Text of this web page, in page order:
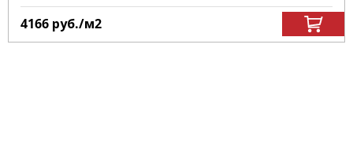
4166 руб./м2